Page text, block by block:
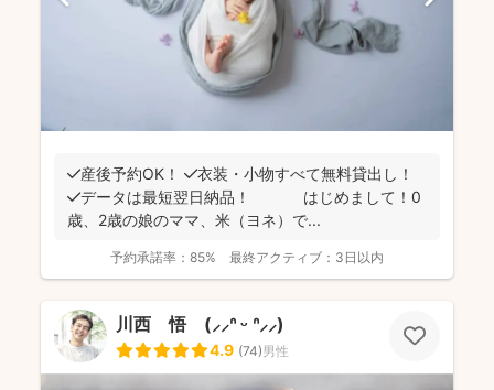
✔️産後予約OK！ ✔️衣装・小物すべて無料貸出し！
✔️データは最短翌日納品！ はじめまして！0
歳、2歳の娘のママ、米（ヨネ）で...
予約承諾率： 85% 最終アクティブ： 3日以内
川西 悟 (⸝⸝ᐢ ᵕ ᐢ⸝⸝)
4.9 (74)男性